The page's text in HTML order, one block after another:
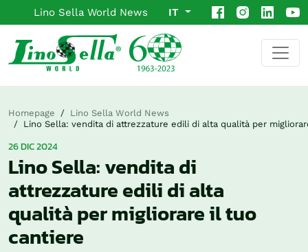
Lino Sella World News IT
Homepage
Lino Sella World News
Lino Sella: vendita di attrezzature edili di alta qualità per
26 DIC 2024
Lino Sella: vendita di
attrezzature edili di alta
qualità per migliorare il tuo
cantiere